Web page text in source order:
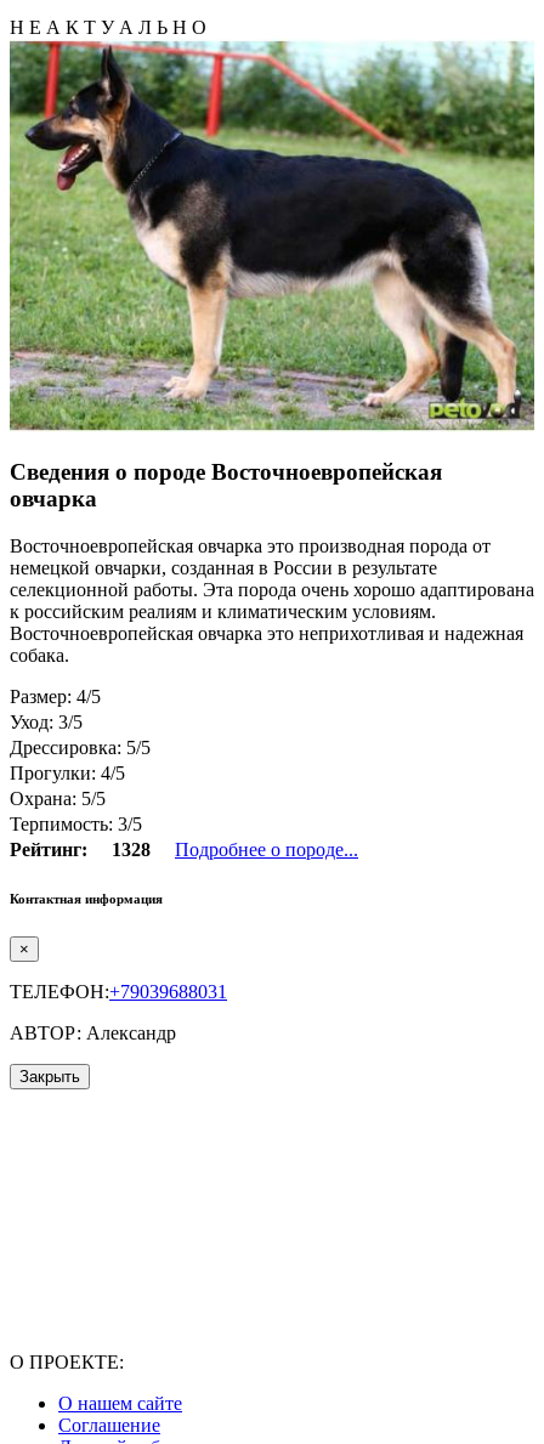
Н Е А К Т У А Л Ь Н О
Сведения о породе Восточноевропейская
овчарка
Восточноевропейская овчарка это производная порода от
немецкой овчарки, созданная в России в результате
селекционной работы. Эта порода очень хорошо адаптирована
к российским реалиям и климатическим условиям.
Восточноевропейская овчарка это неприхотливая и надежная
собака.
Размер: 4/5
Уход: 3/5
Дрессировка: 5/5
Прогулки: 4/5
Охрана: 5/5
Терпимость: 3/5
Рейтинг:
1328 Подробнее о породе...
Контактная информация
×
ТЕЛЕФОН:+79039688031
АВТОР: Александр
Закрыть
О ПРОЕКТЕ:
О нашем сайте
Соглашение